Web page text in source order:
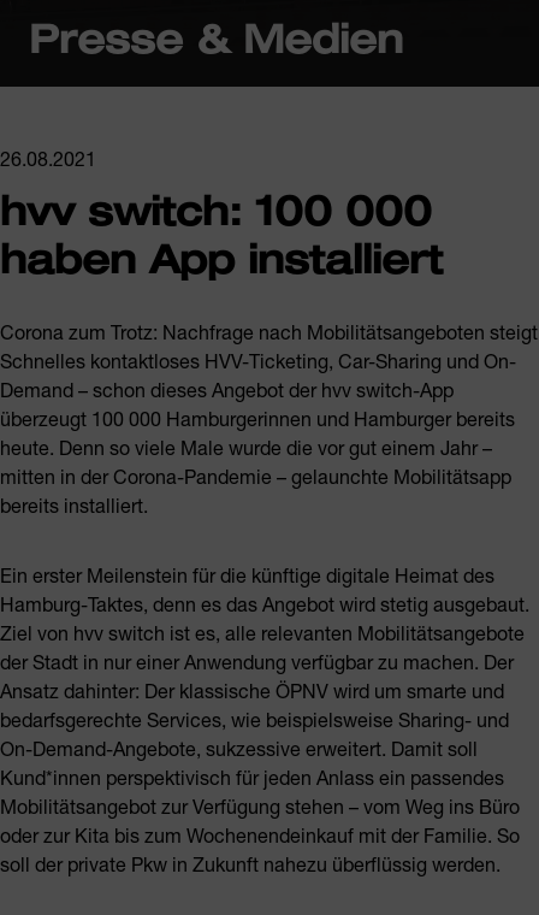
Presse & Medien
26.08.2021
hvv switch: 100 000
haben App installiert
Corona zum Trotz: Nachfrage nach Mobilitätsangeboten steigt
Schnelles kontaktloses HVV-Ticketing, Car-Sharing und On-
Demand – schon dieses Angebot der hvv switch-App
überzeugt 100 000 Hamburgerinnen und Hamburger bereits
heute. Denn so viele Male wurde die vor gut einem Jahr –
mitten in der Corona-Pandemie – gelaunchte Mobilitätsapp
bereits installiert.
Ein erster Meilenstein für die künftige digitale Heimat des
Hamburg-Taktes, denn es das Angebot wird stetig ausgebaut.
Ziel von hvv switch ist es, alle relevanten Mobilitätsangebote
der Stadt in nur einer Anwendung verfügbar zu machen. Der
Ansatz dahinter: Der klassische ÖPNV wird um smarte und
bedarfsgerechte Services, wie beispielsweise Sharing- und
On-Demand-Angebote, sukzessive erweitert. Damit soll
Kund*innen perspektivisch für jeden Anlass ein passendes
Mobilitätsangebot zur Verfügung stehen – vom Weg ins Büro
oder zur Kita bis zum Wochenendeinkauf mit der Familie. So
soll der private Pkw in Zukunft nahezu überflüssig werden.